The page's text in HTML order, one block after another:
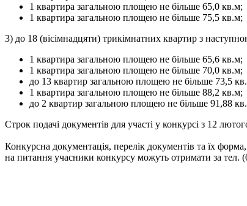
1 квартира загальною площею не більше 65,0 кв.м;
1 квартира загальною площею не більше 75,5 кв.м;
3) до 18 (вісімнадцяти) трикімнатних квартир з
1 квартира загальною площею не більше 65,6 кв.м;
1 квартира загальною площею не більше 70,0 кв.м;
до 13 квартир загальною площею не більше 73,5
1 квартира загальною площею не більше 88,2 кв.м;
до 2 квартир загальною площею не більше 91,88
Строк подачі документів для участі у конкурсі з 12
Конкурсна документація, перелік документів та їх
на питання учасники конкурсу можуть отримати за тел.